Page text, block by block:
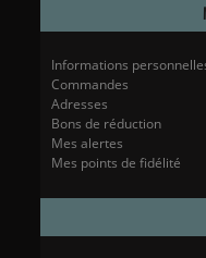
Informations
Commandes
Adresses
Bons de réduction
Mes alertes
Mes points de fidélité